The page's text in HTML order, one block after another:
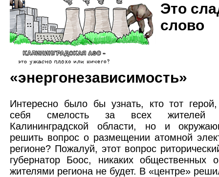
Это
слово
«энергонезависимость»
Интересно было бы узнать, кто тот
себя смелость за всех жителей
Калининградской области, но и
решить вопрос о размещении атомной
регионе? Пожалуй, этот вопрос
губернатор Боос, никаких общественных
жителями региона не будет. В «центре»